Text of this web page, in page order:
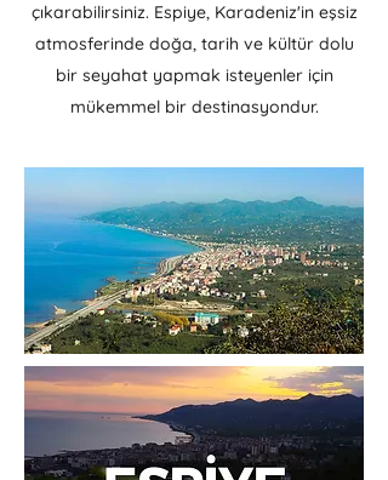
çıkarabilirsiniz. Espiye, Karadeniz'in eşsiz
atmosferinde doğa, tarih ve kültür dolu
bir seyahat yapmak isteyenler için
mükemmel bir destinasyondur.